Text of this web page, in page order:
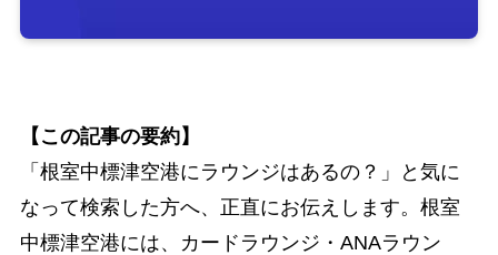
【この記事の要約】
「根室中標津空港にラウンジはあるの？」と気に
なって検索した方へ、正直にお伝えします。根室
中標津空港には、カードラウンジ・ANAラウン